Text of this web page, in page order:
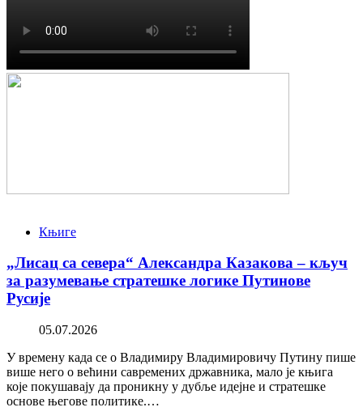
Књиге
„Лисац са севера“ Александра Казакова – кључ
за разумевање стратешке логике Путинове
Русије
05.07.2026
У времену када се о Владимиру Владимировичу Путину пише
више него о већини савремених државника, мало је књига
које покушавају да проникну у дубље идејне и стратешке
основе његове политике.…